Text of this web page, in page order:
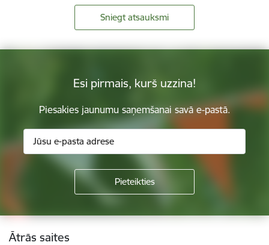
Sniegt atsauksmi
Esi pirmais, kurš uzzina!
Piesakies jaunumu saņemšanai savā e-pastā.
Kājene
Ātrās saites